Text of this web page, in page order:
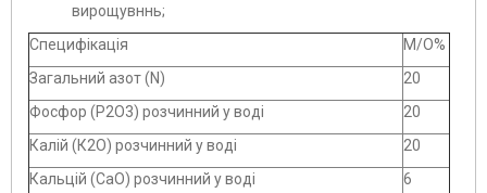
вирощувннь;
Специфікація
М/О%
Загальний азот (N)
20
Фосфор (Р2О3) розчинний у воді
20
Калій (К2О) розчинний у воді
20
Кальцій (СаО) розчинний у воді
6